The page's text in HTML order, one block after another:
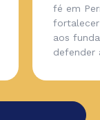
fé em
aos
defender